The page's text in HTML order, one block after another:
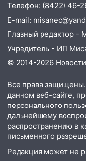
Телефон: (8422) 46-
E-mail:
Главный редактор -
Учредитель - ИП
© 2014-2026
Все права
данном веб-сайте,
персонального
дальнейшему
распространению в
письменного
Редакция может не